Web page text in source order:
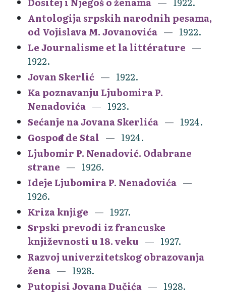
Antologija srpskih narodnih pesama,
od Vojislava M. Jovanovića
1922.
Le Journalisme et la littérature
1922.
Jovan Skerlić
1922.
Ka poznavanju Ljubomira P.
Nenadovića
1923.
Sećanje na Jovana Skerlića
1924.
Gospođa de Stal
1924.
Ljubomir P. Nenadović. Odabrane
strane
1926.
Ideje Ljubomira P. Nenadovića
1926.
Kriza knjige
1927.
Srpski prevodi iz francuske
književnosti u 18. veku
1927.
Razvoj univerzitetskog obrazovanja
žena
1928.
Putopisi Jovana Dučića
1928.